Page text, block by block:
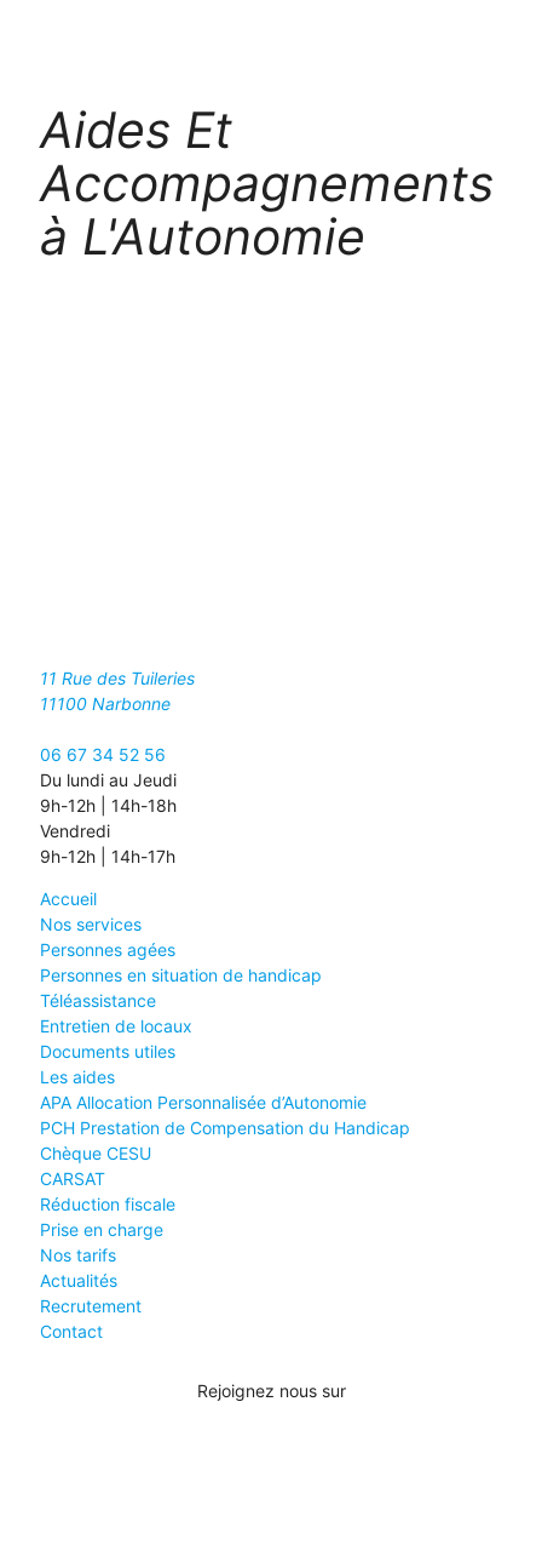
Aides Et
Accompagnements
à L'Autonomie
11 Rue des Tuileries
11100 Narbonne
06 67 34 52 56
Du lundi au Jeudi
9h-12h | 14h-18h
Vendredi
9h-12h | 14h-17h
Accueil
Nos services
Personnes agées
Personnes en situation de handicap
Téléassistance
Entretien de locaux
Documents utiles
Les aides
APA Allocation Personnalisée d’Autonomie
PCH Prestation de Compensation du Handicap
Chèque CESU
CARSAT
Réduction fiscale
Prise en charge
Nos tarifs
Actualités
Recrutement
Contact
Rejoignez nous sur